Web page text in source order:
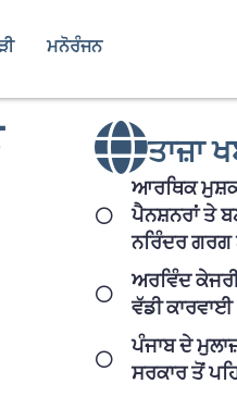
ਮਨੋਰੰਜਨ
ਤਾਜ਼ਾ
ਆਰਥਿਕ
ਪੈਨਸ਼ਨਰਾਂ ਤੇ
ਨਰਿੰਦਰ ਗਰਗ
ਅਰਵਿੰਦ
ਵੱਡੀ ਕਾਰਵਾਈ
ਪੰਜਾਬ ਦੇ
ਸਰਕਾਰ ਤੋਂ